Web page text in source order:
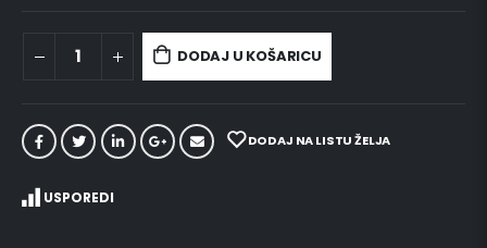
DODAJ U KOŠARICU
DODAJ NA LISTU ŽELJA
USPOREDI